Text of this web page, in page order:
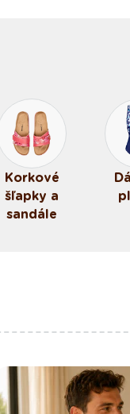
Korkové
šľapky a
sandále